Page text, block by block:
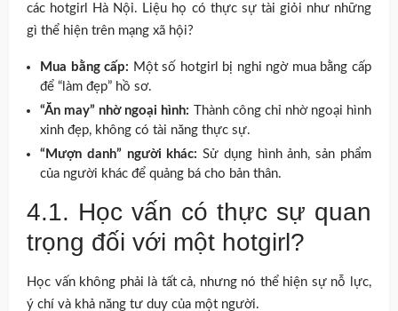
các hotgirl Hà Nội. Liệu họ có thực sự tài giỏi như những
gì thể hiện trên mạng xã hội?
Mua bằng cấp: Một số hotgirl bị nghi ngờ mua bằng cấp
để “làm đẹp” hồ sơ.
“Ăn may” nhờ ngoại hình: Thành công chỉ nhờ ngoại hình
xinh đẹp, không có tài năng thực sự.
“Mượn danh” người khác: Sử dụng hình ảnh, sản phẩm
của người khác để quảng bá cho bản thân.
4.1. Học vấn có thực sự quan
trọng đối với một hotgirl?
Học vấn không phải là tất cả, nhưng nó thể hiện sự nỗ lực,
ý chí và khả năng tư duy của một người.